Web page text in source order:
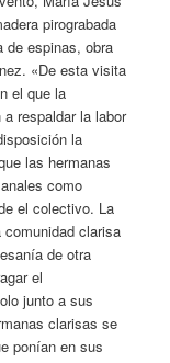
pirograbada
de espinas, obra
«De esta visita
el que la
respaldar la labor
la
las hermanas
como
el colectivo. La
clarisa
de otra
el
junto a sus
clarisas se
ponían en sus